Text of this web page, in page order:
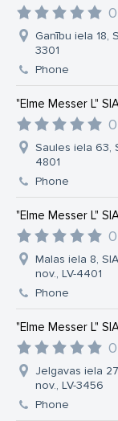
0
Ganību iela 18,
3301
Phone
"Elme Messer L"
0
Saules iela 63,
4801
Phone
"Elme Messer L"
0
Malas iela 8,
nov., LV-4401
Phone
"Elme Messer L"
0
Jelgavas iela
nov., LV-3456
Phone